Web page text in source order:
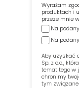
Wyrażam
produktach i
przeze mnie
Na
Na
Aby uzyskać
Sp. z o.o.,
temat tego w
chronimy
tym